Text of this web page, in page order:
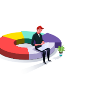
كلمة المرور *